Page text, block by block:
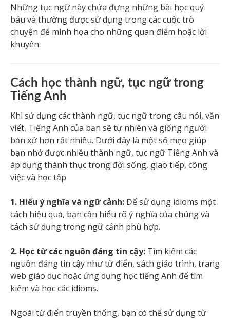
Những tục ngữ này chứa đựng những bài học quý
báu và thường được sử dụng trong các cuộc trò
chuyện để minh họa cho những quan điểm hoặc lời
khuyên.
Cách học thành ngữ, tục ngữ trong
Tiếng Anh
Khi sử dụng các thành ngữ, tục ngữ trong câu nói, văn
viết, Tiếng Anh của bạn sẽ tự nhiên và giống người
bản xứ hơn rất nhiều. Dưới đây là một số mẹo giúp
bạn nhớ được nhiều thành ngữ, tục ngữ Tiếng Anh và
áp dụng thành thục trong đời sống, giao tiếp, công
việc và học tập
1. Hiểu ý nghĩa và ngữ cảnh:Để sử dụng idioms một
cách hiệu quả, bạn cần hiểu rõ ý nghĩa của chúng và
cách sử dụng trong ngữ cảnh phù hợp.
2. Học từ các nguồn đáng tin cậy: Tìm kiếm các
nguồn đáng tin cậy như từ điển, sách giáo trình, trang
web giáo dục hoặc ứng dụng học tiếng Anh để tìm
kiếm và học các idioms.
Ngoài từ điển truyền thống, bạn có thể sử dụng từ